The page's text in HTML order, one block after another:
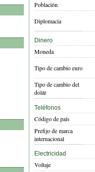
Población
Diplomacia
Dinero
Moneda
Tipo de cambio euro
Tipo de cambio del
dolár
Teléfonos
Código de país
Prefijo de marca
internacional
Electricidad
Voltaje